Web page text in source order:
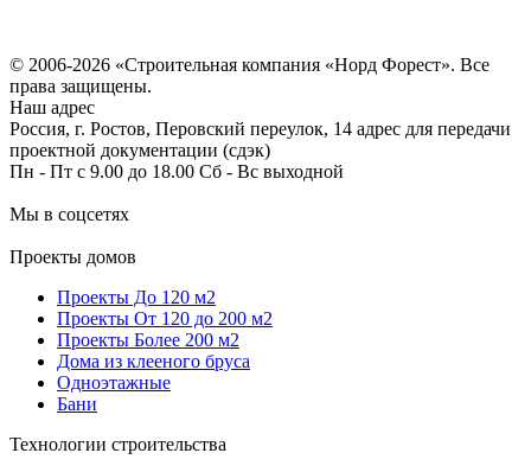
© 2006-2026 «Строительная компания «Норд Форест». Все
права защищены.
Наш адрес
Россия, г. Ростов, Перовский переулок, 14 адрес для передачи
проектной документации (сдэк)
Пн - Пт с 9.00 до 18.00 Сб - Вс выходной
Мы в соцсетях
Проекты домов
Проекты До 120 м2
Проекты От 120 до 200 м2
Проекты Более 200 м2
Дома из клееного бруса
Одноэтажные
Бани
Технологии строительства